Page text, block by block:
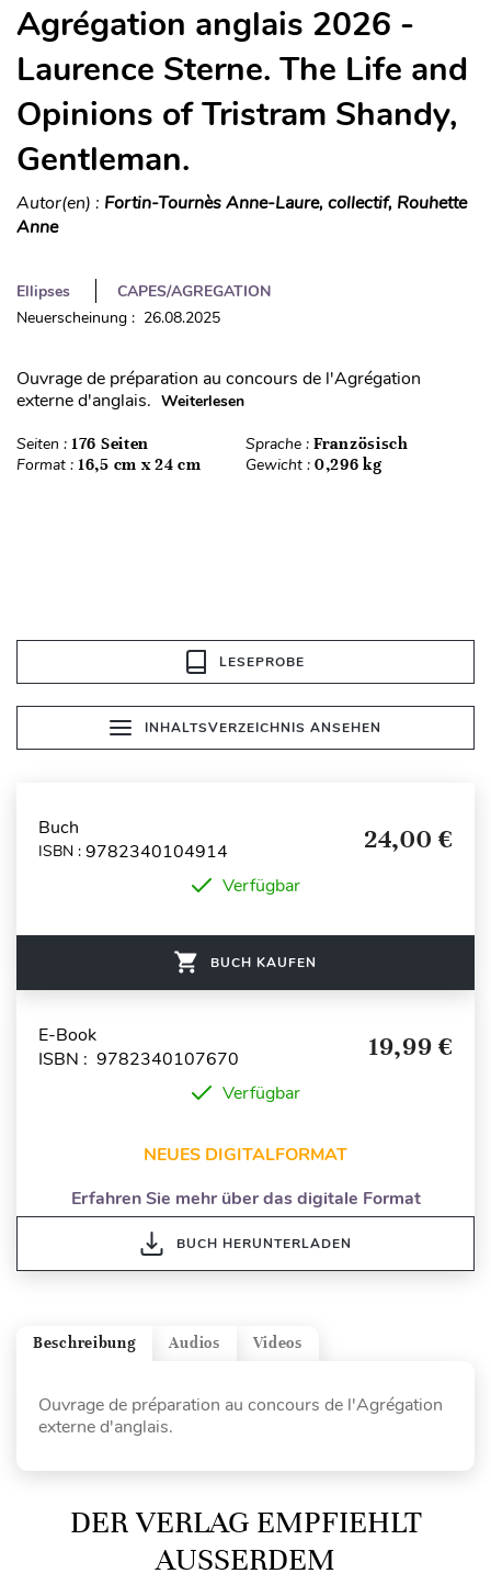
Agrégation anglais 2026 -
Laurence Sterne. The Life and
Opinions of Tristram Shandy,
Gentleman.
Autor(en) : Fortin-Tournès Anne-Laure, collectif, Rouhette
Anne
Ellipses
CAPES/AGREGATION
Neuerscheinung : 26.08.2025
Ouvrage de préparation au concours de l'Agrégation
externe d'anglais. Weiterlesen
Seiten : 176 Seiten Sprache : Französisch
Format : 16,5 cm x 24 cm Gewicht : 0,296 kg
LESEPROBE
INHALTSVERZEICHNIS ANSEHEN
Buch
ISBN : 9782340104914 24,00 €
Verfügbar
BUCH KAUFEN
E-Book
ISBN : 9782340107670
19,99 €
Verfügbar
NEUES DIGITALFORMAT
Erfahren Sie mehr über das digitale Format
BUCH HERUNTERLADEN
Videos
Audios
Beschreibung
Ouvrage de préparation au concours de l'Agrégation
externe d'anglais.
DER VERLAG EMPFIEHLT
AUSSERDEM